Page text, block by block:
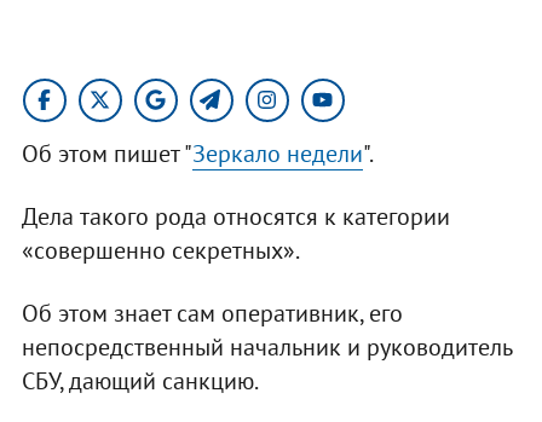
Об этом пишет "Зеркало недели".
Дела такого рода относятся к категории
«совершенно секретных».
Об этом знает сам оперативник, его
непосредственный начальник и руководитель
СБУ, дающий санкцию.